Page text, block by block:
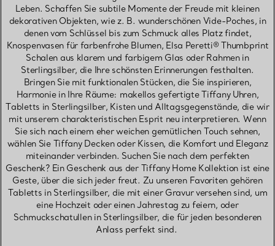
Leben. Schaffen Sie subtile Momente der Freude mit kleinen
dekorativen Objekten, wie z. B. wunderschönen Vide-Poches, in
denen vom Schlüssel bis zum Schmuck alles Platz findet,
Knospenvasen für farbenfrohe Blumen, Elsa Peretti® Thumbprint
Schalen aus klarem und farbigem Glas oder Rahmen in
Sterlingsilber, die Ihre schönsten Erinnerungen festhalten.
Bringen Sie mit funktionalen Stücken, die Sie inspirieren,
Harmonie in Ihre Räume: makellos gefertigte Tiffany Uhren,
Tabletts in Sterlingsilber, Kisten und Alltagsgegenstände, die wir
mit unserem charakteristischen Esprit neu interpretieren. Wenn
Sie sich nach einem eher weichen gemütlichen Touch sehnen,
wählen Sie Tiffany Decken oder Kissen, die Komfort und Eleganz
miteinander verbinden. Suchen Sie nach dem perfekten
Geschenk? Ein Geschenk aus der Tiffany Home Kollektion ist eine
Geste, über die sich jeder freut. Zu unseren Favoriten gehören
Tabletts in Sterlingsilber, die mit einer Gravur versehen sind, um
eine Hochzeit oder einen Jahrestag zu feiern, oder
Schmuckschatullen in Sterlingsilber, die für jeden besonderen
Anlass perfekt sind.